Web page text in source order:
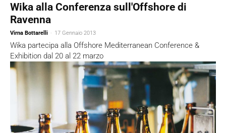
Wika alla Conferenza sull'Offshore di
Ravenna
Virna Bottarelli - 17 Gennaio 2013
Wika partecipa alla Offshore Mediterranean Conference &
Exhibition dal 20 al 22 marzo